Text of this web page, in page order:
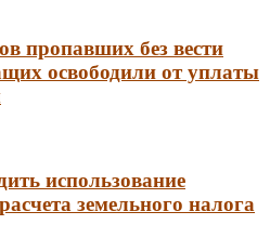
пропавших без вести
освободили от уплаты
использование
земельного налога